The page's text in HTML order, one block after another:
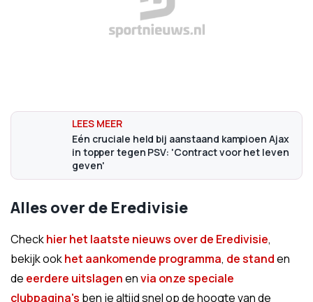
Eén cruciale held bij aanstaand kampioen Ajax
in topper tegen PSV: 'Contract voor het leven
geven'
Alles over de Eredivisie
Checkhier het laatste nieuws over de Eredivisie,
bekijk ookhet aankomende programma, de standen
de eerdere uitslagenenvia onze speciale
clubpagina's ben je altijd snel op de hoogte van de